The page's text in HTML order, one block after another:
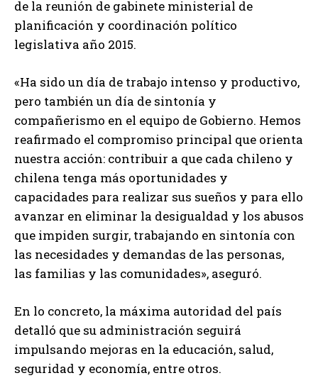
de la reunión de gabinete ministerial de
planificación y coordinación político
legislativa año 2015.
«Ha sido un día de trabajo intenso y productivo,
pero también un día de sintonía y
compañerismo en el equipo de Gobierno. Hemos
reafirmado el compromiso principal que orienta
nuestra acción: contribuir a que cada chileno y
chilena tenga más oportunidades y
capacidades para realizar sus sueños y para ello
avanzar en eliminar la desigualdad y los abusos
que impiden surgir, trabajando en sintonía con
las necesidades y demandas de las personas,
las familias y las comunidades», aseguró.
En lo concreto, la máxima autoridad del país
detalló que su administración seguirá
impulsando mejoras en la educación, salud,
seguridad y economía, entre otros.